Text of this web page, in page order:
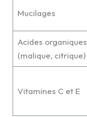
Mucilages
Acides organiques
(malique, citrique)
Vitamines C et E